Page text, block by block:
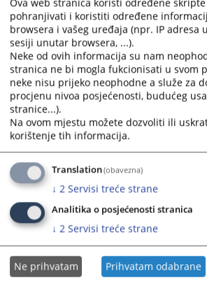
Presuda broj 09 0 U 030768 19 U
1045
Ova web stranica koristi određene
pohranjivati i koristiti određene
browsera i vašeg uređaja (npr. IP adresa
sesiji unutar browsera, ...).
Neke od ovih informacija su nam
stranica ne bi mogla fukcionisati u svom
neke nisu prijeko neophodne a služe za
procjenu nivoa posjećenosti, budućeg
stranice...).
Na ovom mjestu možete dozvoliti ili
korištenje tih informacija.
Translation(obavezna)
↓ 2 Servisi treće strane
Analitika o posjećenosti stranica
↓ 2 Servisi treće strane
Ne prihvatam Prihvatam odabrane